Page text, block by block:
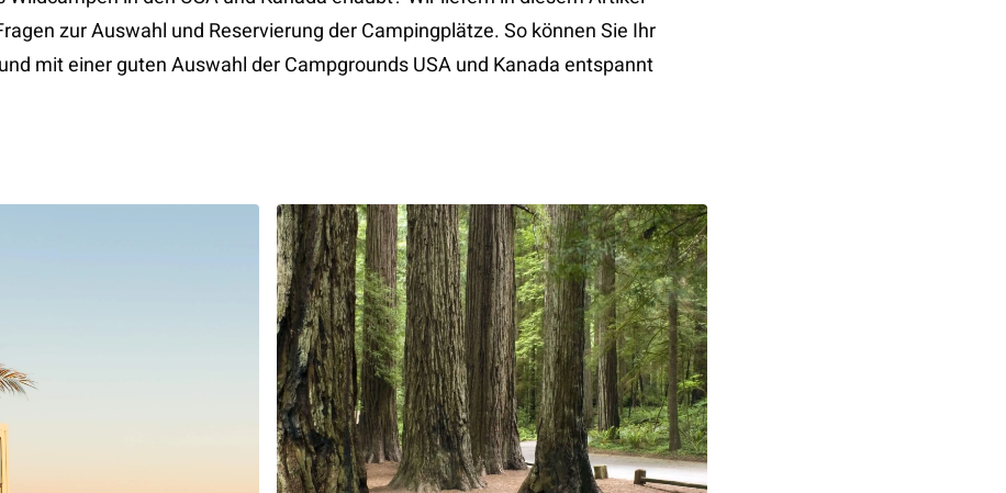
zur Auswahl und Reservierung der Campingplätze. So können Sie Ihr
und mit einer guten Auswahl der Campgrounds USA und Kanada entspannt